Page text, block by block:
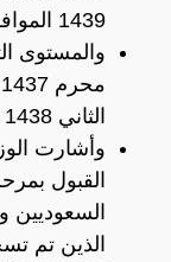
1439 الموافق 12 أكتوبر 2017.
الثاني 1438 الموافق 20 يناير 2017.
وأشارت
القبول
السعوديين
الذين تم